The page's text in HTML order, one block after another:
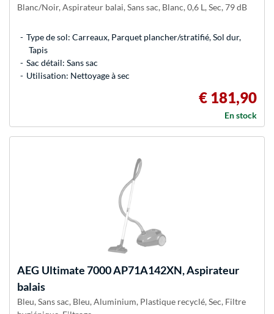
Blanc/Noir, Aspirateur balai, Sans sac, Blanc, 0,6 L, Sec, 79 dB
Type de sol: Carreaux, Parquet plancher/stratifié, Sol dur,
Tapis
Sac détail: Sans sac
Utilisation: Nettoyage à sec
€ 181,90
En stock
AEG Ultimate 7000 AP71A142XN, Aspirateur
balais
Bleu, Sans sac, Bleu, Aluminium, Plastique recyclé, Sec, Filtre